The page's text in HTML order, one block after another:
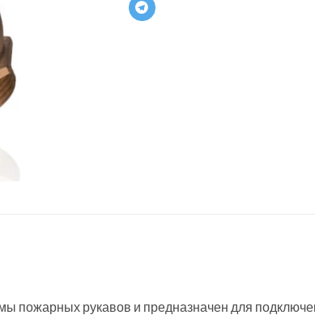
пожарных рукавов и предназначен для